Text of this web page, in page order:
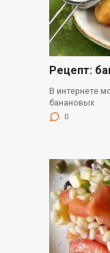
Рецепт:
В интернете
банановых
0